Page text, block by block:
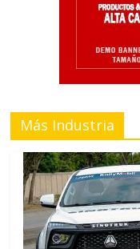
Más Industria